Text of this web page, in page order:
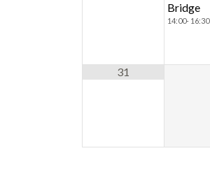
Bridge
14:00- 16:30
31